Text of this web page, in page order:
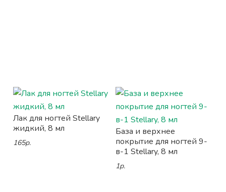
Лак для ногтей Stellary
жидкий, 8 мл
165р.
База и верхнее
покрытие для ногтей 9-
в-1 Stellary, 8 мл
1р.